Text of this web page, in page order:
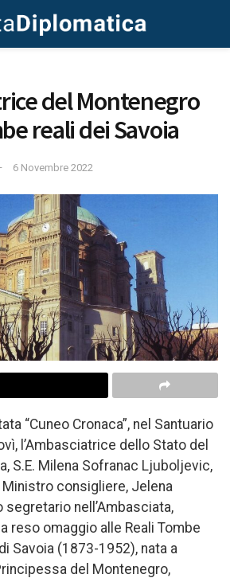
del Montenegro
reali dei Savoia
6 Novembre 2022
“Cuneo Cronaca”, nel Santuario
l’Ambasciatrice dello Stato del
S.E. Milena Sofranac Ljuboljevic,
consigliere, Jelena
segretario nell’Ambasciata,
reso omaggio alle Reali Tombe
Savoia (1873-1952), nata a
del Montenegro,